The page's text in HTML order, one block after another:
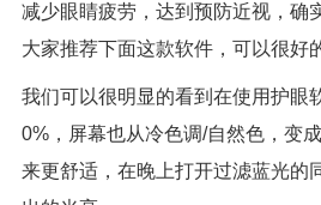
减少眼睛疲劳，达到预防近视，确
大家推荐下面这款软件，可以很好
我们可以很明显的看到在使用护眼
0%，屏幕也从冷色调/自然色，变
来更舒适，在晚上打开过滤蓝光的